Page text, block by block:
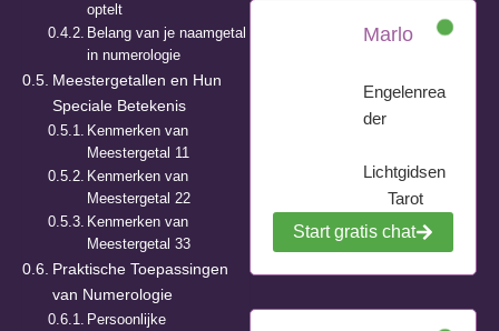
optelt
Belang van je naamgetal
in numerologie
Meestergetallen en Hun
Speciale Betekenis
Kenmerken van
Meestergetal 11
Kenmerken van
Meestergetal 22
Kenmerken van
Meestergetal 33
Praktische Toepassingen
van Numerologie
Persoonlijke
Marlo
Engelenrea
der
Lichtgidsen
Tarot
Start gratis chat